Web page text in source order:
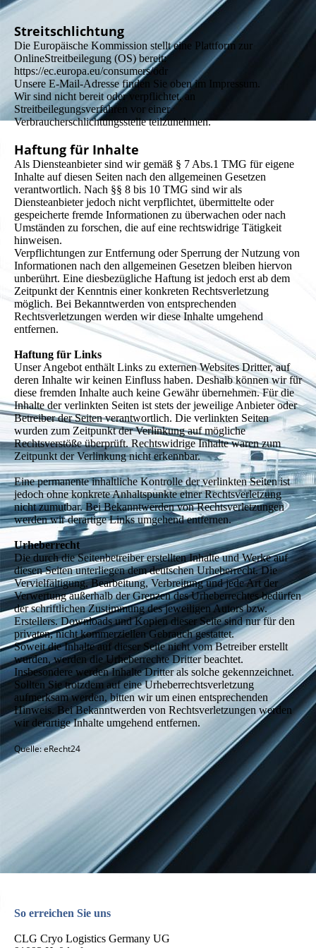
Streitschlichtung
Die Europäische Kommission stellt eine Plattform zur
OnlineStreitbeilegung (OS) bereit:
https://ec.europa.eu/consumers/odr
Unsere E-Mail-Adresse finden Sie oben im Impressum.
Wir sind nicht bereit oder verpflichtet, an
Streitbeilegungsverfahren vor einer
Verbraucherschlichtungsstelle teilzunehmen.
Haftung für Inhalte
Als Diensteanbieter sind wir gemäß § 7 Abs.1 TMG für eigene
Inhalte auf diesen Seiten nach den allgemeinen Gesetzen
verantwortlich. Nach §§ 8 bis 10 TMG sind wir als
Diensteanbieter jedoch nicht verpflichtet, übermittelte oder
gespeicherte fremde Informationen zu überwachen oder nach
Umständen zu forschen, die auf eine rechtswidrige Tätigkeit
hinweisen.
Verpflichtungen zur Entfernung oder Sperrung der Nutzung von
Informationen nach den allgemeinen Gesetzen bleiben hiervon
unberührt. Eine diesbezügliche Haftung ist jedoch erst ab dem
Zeitpunkt der Kenntnis einer konkreten Rechtsverletzung
möglich. Bei Bekanntwerden von entsprechenden
Rechtsverletzungen werden wir diese Inhalte umgehend
entfernen.
Haftung für Links
Unser Angebot enthält Links zu externen Websites Dritter, auf
deren Inhalte wir keinen Einfluss haben. Deshalb können wir für
diese fremden Inhalte auch keine Gewähr übernehmen. Für die
Inhalte der verlinkten Seiten ist stets der jeweilige Anbieter oder
Betreiber der Seiten verantwortlich. Die verlinkten Seiten
wurden zum Zeitpunkt der Verlinkung auf mögliche
Rechtsverstöße überprüft. Rechtswidrige Inhalte waren zum
Zeitpunkt der Verlinkung nicht erkennbar.
Eine permanente inhaltliche Kontrolle der verlinkten Seiten ist
jedoch ohne konkrete Anhaltspunkte einer Rechtsverletzung
nicht zumutbar. Bei Bekanntwerden von Rechtsverletzungen
werden wir derartige Links umgehend entfernen.
Urheberrecht
Die durch die Seitenbetreiber erstellten Inhalte und Werke auf
diesen Seiten unterliegen dem deutschen Urheberrecht. Die
Vervielfältigung, Bearbeitung, Verbreitung und jede Art der
Verwertung außerhalb der Grenzen des Urheberrechtes bedürfen
der schriftlichen Zustimmung des jeweiligen Autors bzw.
Erstellers. Downloads und Kopien dieser Seite sind nur für den
privaten, nicht kommerziellen Gebrauch gestattet.
Soweit die Inhalte auf dieser Seite nicht vom Betreiber erstellt
wurden, werden die Urheberrechte Dritter beachtet.
Insbesondere werden Inhalte Dritter als solche gekennzeichnet.
Sollten Sie trotzdem auf eine Urheberrechtsverletzung
aufmerksam werden, bitten wir um einen entsprechenden
Hinweis. Bei Bekanntwerden von Rechtsverletzungen werden
wir derartige Inhalte umgehend entfernen.
Quelle: eRecht24
So erreichen Sie uns
CLG Cryo Logistics Germany UG